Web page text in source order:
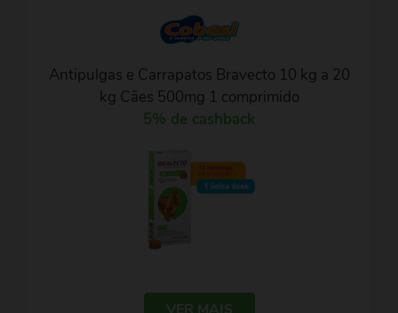
Antipulgas e Carrapatos Bravecto 10 kg a 20
kg Cães 500mg 1 comprimido
5% de cashback